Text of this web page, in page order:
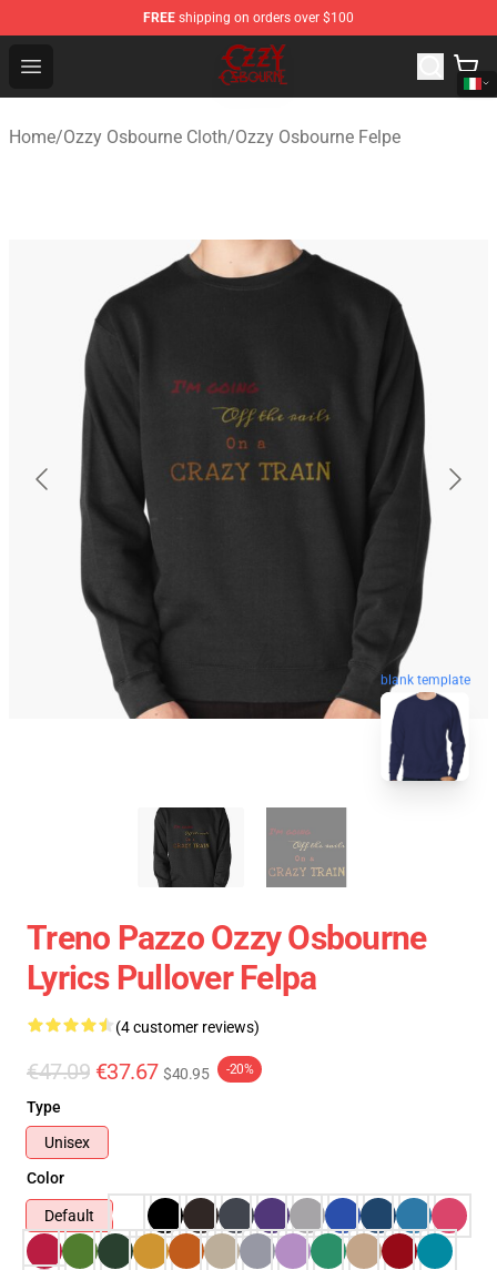
FREE shipping on orders over $100
Open menu
Ozzy Osbourne Store - Official Ozzy Osbourne
Home/Ozzy Osbourne Cloth/Ozzy Osbourne Felpe
blank template
Treno Pazzo Ozzy Osbourne
Lyrics Pullover Felpa
(4 customer reviews)
€47.09 €37.67 $40.95 -20%
Type
Unisex
Color
Default